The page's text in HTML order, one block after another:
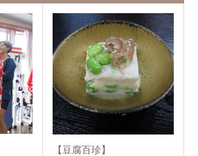
【豆腐百珍】